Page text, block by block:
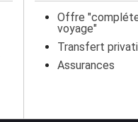
Offre
voyage"
Transfert
Assurances